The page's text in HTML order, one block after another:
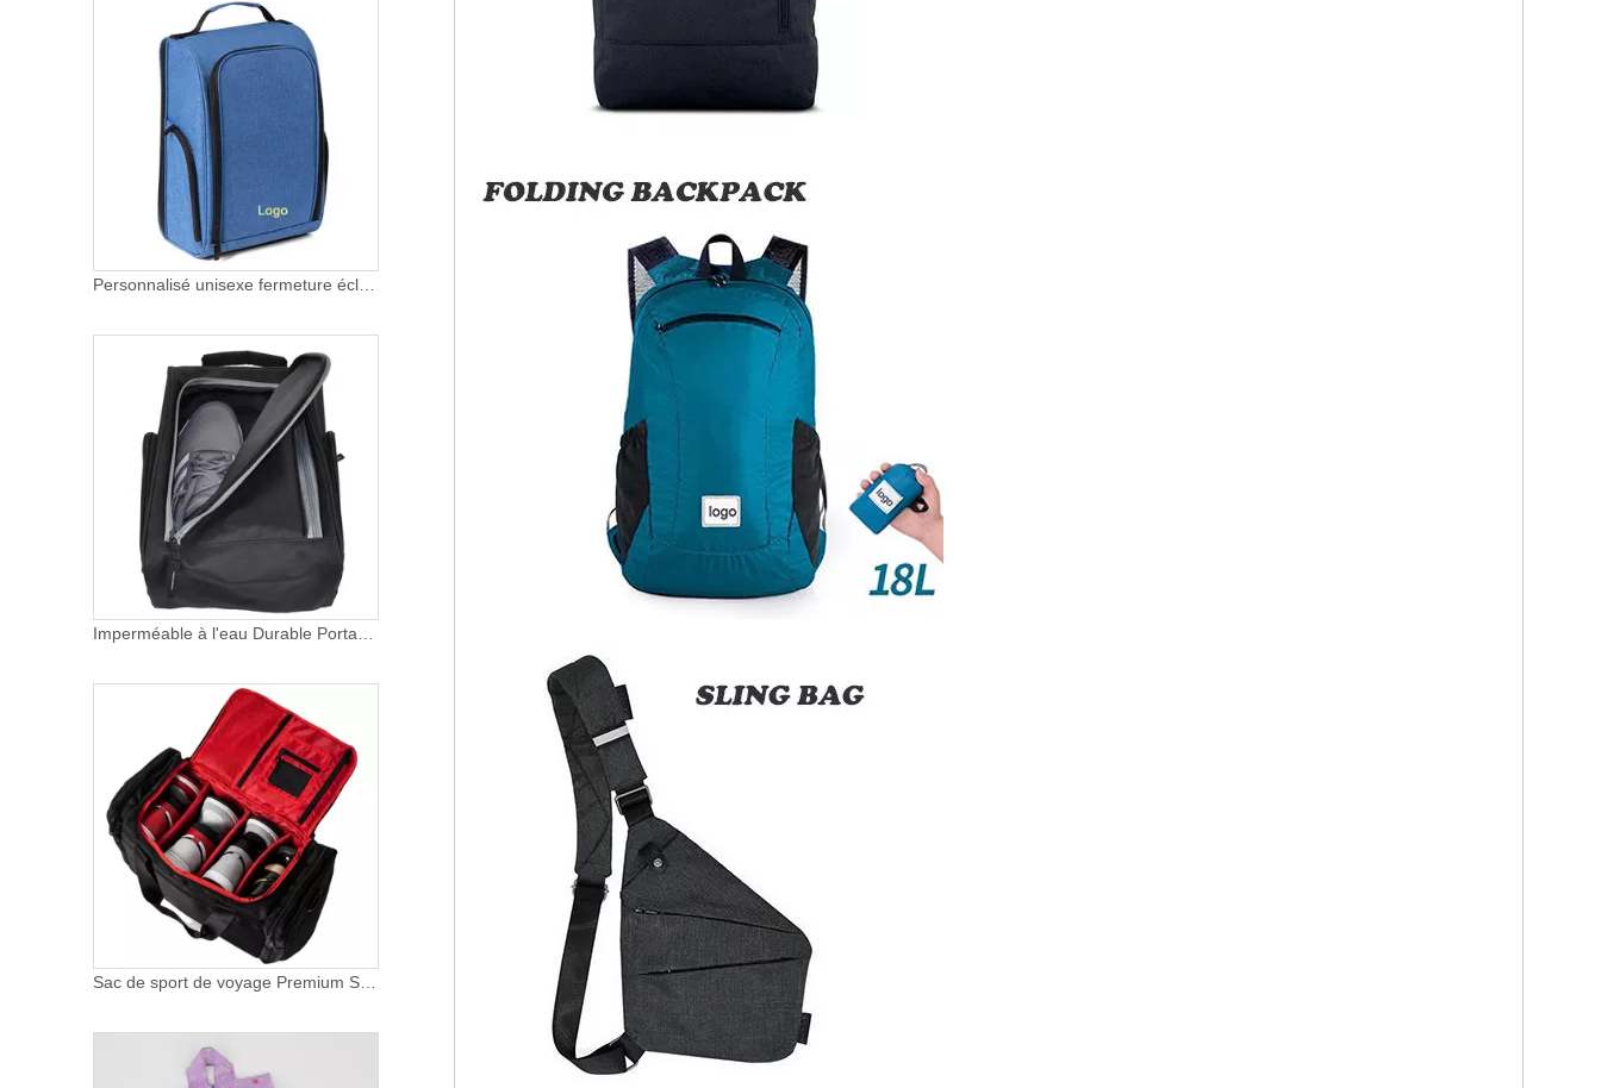
Personnalisé unisexe fermeture éclair Gym Sport chaussure voyage sac pochette de rangement organisateur Golf sac à chaussures pour femmes hommes
Imperméable à l'eau Durable Portable sac à chaussures personnalisé sac d'emballage de chaussures de Golf professionnel pochette de chaussures de voyage
Sac de sport de voyage Premium Sneaker Duffel avec 3 séparateurs de compartiments réglables pour chaussures, vêtements et salle de sport